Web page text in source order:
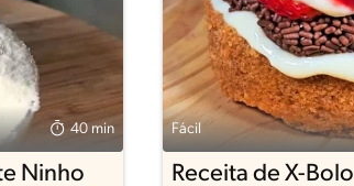
40 min
Ninho
Fácil
Receita de X-Bolo